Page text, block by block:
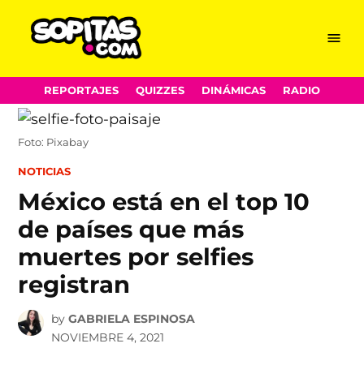
Skip
to
content
Menu
REPORTAJES QUIZZES DINÁMICAS RADIO
Foto: Pixabay
POSTED
NOTICIAS
México está en el top 10
de países que más
muertes por selfies
registran
by GABRIELA ESPINOSA
NOVIEMBRE 4, 2021